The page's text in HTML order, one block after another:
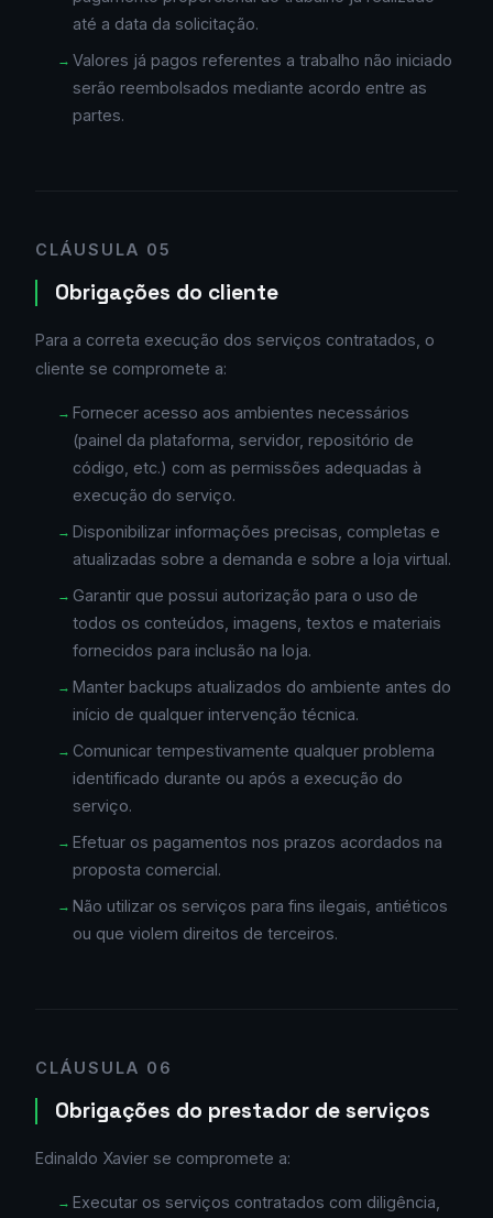
até a data da solicitação.
Valores já pagos referentes a trabalho não iniciado
serão reembolsados mediante acordo entre as
partes.
CLÁUSULA 05
Obrigações do cliente
Para a correta execução dos serviços contratados, o
cliente se compromete a:
Fornecer acesso aos ambientes necessários
(painel da plataforma, servidor, repositório de
código, etc.) com as permissões adequadas à
execução do serviço.
Disponibilizar informações precisas, completas e
atualizadas sobre a demanda e sobre a loja virtual.
Garantir que possui autorização para o uso de
todos os conteúdos, imagens, textos e materiais
fornecidos para inclusão na loja.
Manter backups atualizados do ambiente antes do
início de qualquer intervenção técnica.
Comunicar tempestivamente qualquer problema
identificado durante ou após a execução do
serviço.
Efetuar os pagamentos nos prazos acordados na
proposta comercial.
Não utilizar os serviços para fins ilegais, antiéticos
ou que violem direitos de terceiros.
CLÁUSULA 06
Obrigações do prestador de serviços
Edinaldo Xavier se compromete a:
Executar os serviços contratados com diligência,